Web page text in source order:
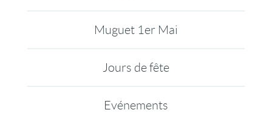
Muguet 1er Mai
Jours de fête
Evénements